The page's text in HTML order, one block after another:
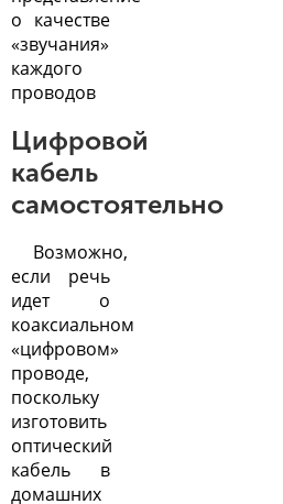
о качестве
«звучания»
каждого
проводов
Цифровой
кабель
самостоятельно
Возможно,
если речь
идет о
коаксиальном
«цифровом»
проводе,
поскольку
изготовить
оптический
кабель в
домашних